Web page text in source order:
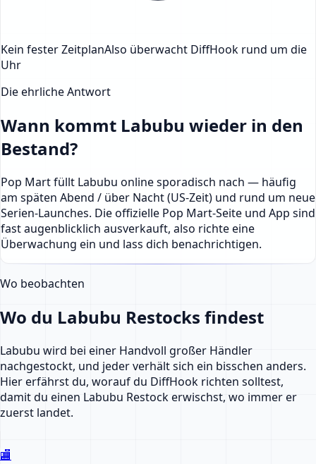
Kein fester ZeitplanAlso überwacht DiffHook rund um die
Uhr
Die ehrliche Antwort
Wann kommt Labubu wieder in den
Bestand?
Pop Mart füllt Labubu online sporadisch nach — häufig
am späten Abend / über Nacht (US-Zeit) und rund um neue
Serien-Launches. Die offizielle Pop Mart-Seite und App sind
fast augenblicklich ausverkauft, also richte eine
Überwachung ein und lass dich benachrichtigen.
Wo beobachten
Wo du Labubu Restocks findest
Labubu wird bei einer Handvoll großer Händler
nachgestockt, und jeder verhält sich ein bisschen anders.
Hier erfährst du, worauf du DiffHook richten solltest,
damit du einen Labubu Restock erwischst, wo immer er
zuerst landet.
🏬